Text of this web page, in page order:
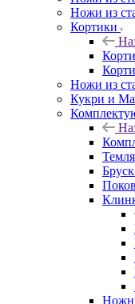
Ножи из
Кортики
Ножи из
Кукри и